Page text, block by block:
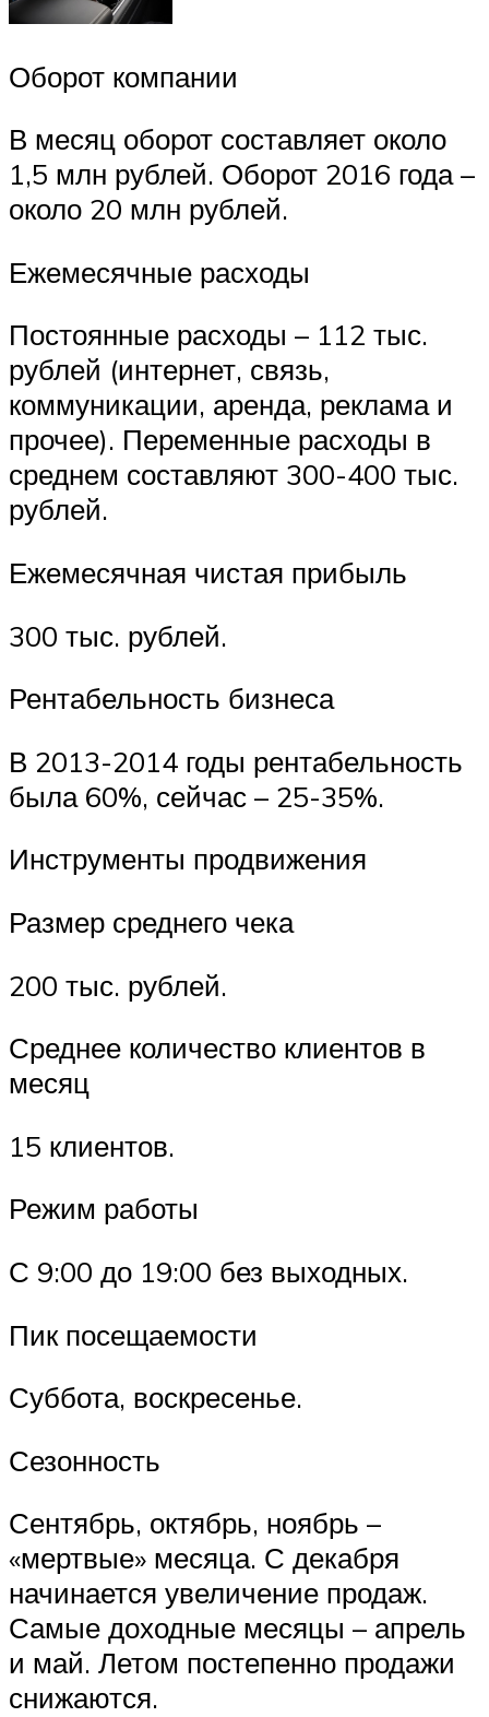
Оборот компании
В месяц оборот составляет около
1,5 млн рублей. Оборот 2016 года –
около 20 млн рублей.
Ежемесячные расходы
Постоянные расходы – 112 тыс.
рублей (интернет, связь,
коммуникации, аренда, реклама и
прочее). Переменные расходы в
среднем составляют 300-400 тыс.
рублей.
Ежемесячная чистая прибыль
300 тыс. рублей.
Рентабельность бизнеса
В 2013-2014 годы рентабельность
была 60%, сейчас – 25-35%.
Инструменты продвижения
Размер среднего чека
200 тыс. рублей.
Среднее количество клиентов в
месяц
15 клиентов.
Режим работы
С 9:00 до 19:00 без выходных.
Пик посещаемости
Суббота, воскресенье.
Сезонность
Сентябрь, октябрь, ноябрь –
«мертвые» месяца. С декабря
начинается увеличение продаж.
Самые доходные месяцы – апрель
и май. Летом постепенно продажи
снижаются.